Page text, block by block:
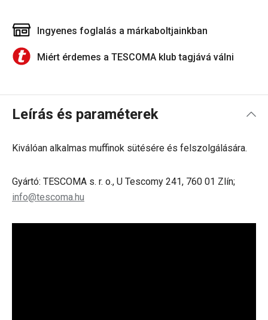
Ingyenes foglalás a márkaboltjainkban
Miért érdemes a TESCOMA klub tagjává válni
Leírás és paraméterek
Kiválóan alkalmas muffinok sütésére és felszolgálására.
Gyártó: TESCOMA s. r. o., U Tescomy 241, 760 01 Zlín;
info@tescoma.hu